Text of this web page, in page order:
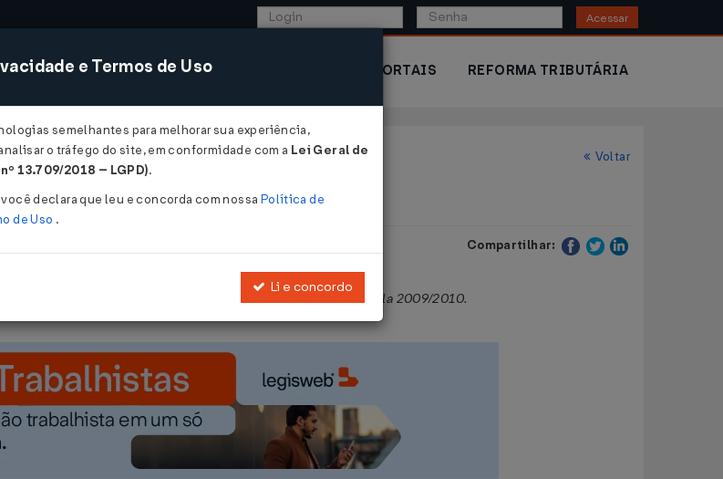
Acessar
SISTEMAS COMÉRCIO EXTERIOR PORTAIS REFORMA TRIBUTÁRIA
Voltar
Compartilhar:
da Atividade Agropecuária (Proagro) a partir do ano agrícola 2009/2010.
e Termos de Uso
semelhantes para melhorar sua experiência,
o tráfego do site, em conformidade com a Lei Geral de
13.709/2018 – LGPD).
declara que leu e concorda com nossa Política de
de Uso .
Li e concordo